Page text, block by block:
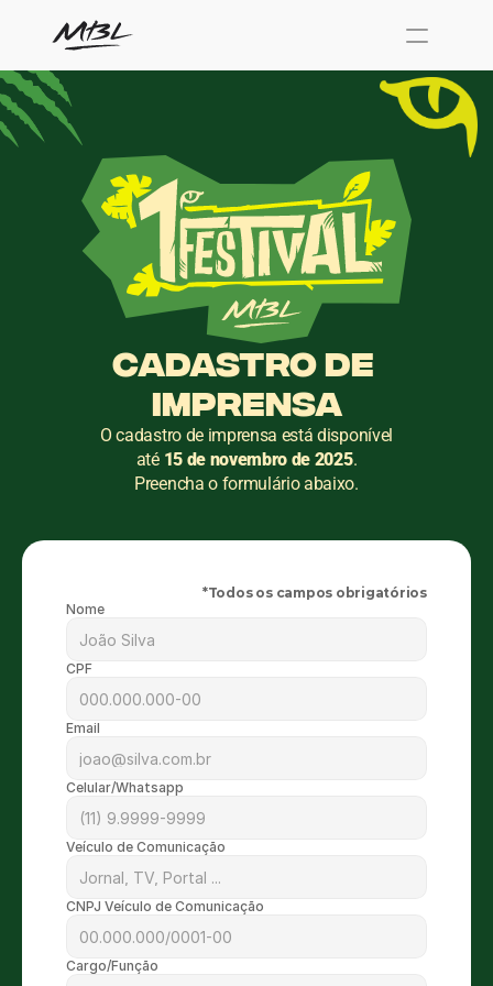
Cadastro de
Imprensa
O cadastro de imprensa está disponível
até 15 de novembro de 2025.
Preencha o formulário abaixo.
*Todos os campos obrigatórios
Nome
CPF
Email
Celular/Whatsapp
Veículo de Comunicação
CNPJ Veículo de Comunicação
Cargo/Função